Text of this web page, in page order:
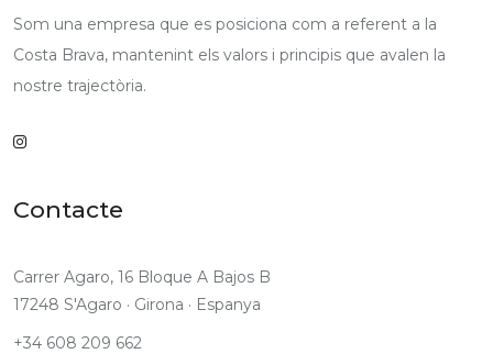
Som una empresa que es posiciona com a referent a la
Costa Brava, mantenint els valors i principis que avalen la
nostre trajectòria.
Contacte
Carrer Agaro, 16 Bloque A Bajos B
17248 S'Agaro · Girona · Espanya
+34 608 209 662